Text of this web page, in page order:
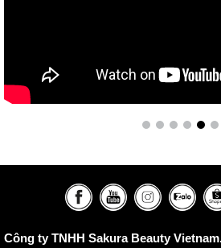
Công ty TNHH Sakura Beauty